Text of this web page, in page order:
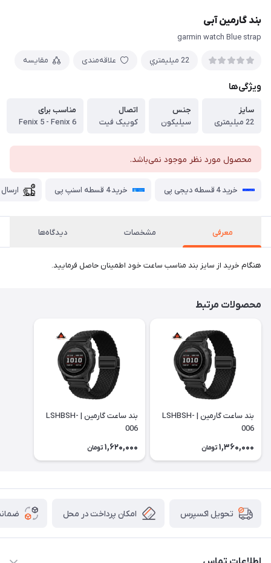
بند گارمین آبی
garmin watch Blue strap
22 ميليمتري علاقه‌مندی مقایسه
ویژگی‌ها
سایز
22 میلیمتری
جنس
سیلیکون
اتصال
کوییک فیت
مناسب برای
Fenix 5 - Fenix 6
محصول مورد نظر موجود نمی‌باشد.
خرید 4 قسطه دیجی پی خرید 4 قسطه اسنپ پی
معرفی مشخصات دیدگاه‌ها
هنگام خرید از سایز بند مناسب ساعت خود اطمینان حاصل فرمایید.
محصولات مرتبط
بند ساعت گارمین | LSHBSH-
006
1,360,000 تومان
بند ساعت گارمین | LSHBSH-
006
1,620,000 تومان
تحویل اکسپرس امکان پرداخت در محل